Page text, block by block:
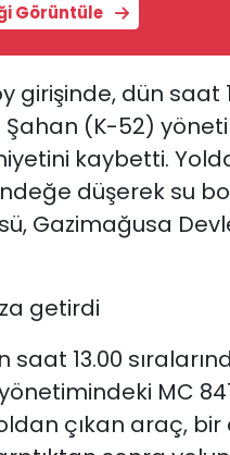
Görüntüle
girişinde, dün saat
(K-52)
kaybetti.
düşerek su
Gazimağusa
getirdi
13.00
MC
çıkan araç,